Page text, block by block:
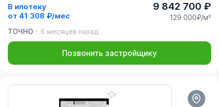
В ипотеку
от 41 308 ₽/мес
9 842 700 ₽
129 000₽/м²
ТОЧНО
6 месяцев назад
Позвонить застройщику